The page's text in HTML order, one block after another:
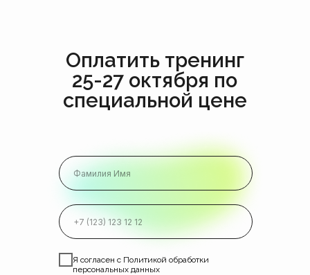
Оплатить тренинг
25-27 октября по
специальной цене
Я согласен с Политикой обработки
персональных данных